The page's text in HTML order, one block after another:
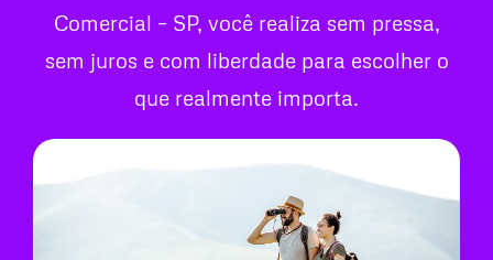
Comercial – SP, você realiza sem pressa,
sem juros e com liberdade para escolher o
que realmente importa.